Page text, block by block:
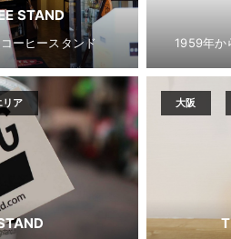
STAND
ーヒースタンド 1959年か
リア 大阪